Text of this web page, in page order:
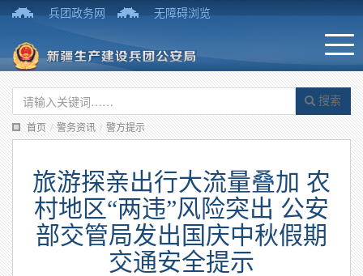
兵团政务网 无障碍浏览
搜索
首页 / 警务资讯 / 警方提示
旅游探亲出行大流量叠加 农
村地区“两违”风险突出 公安
部交管局发出国庆中秋假期
交通安全提示